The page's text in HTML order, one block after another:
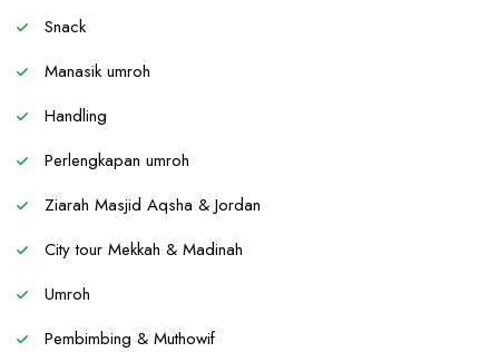
Snack
Manasik umroh
Handling
Perlengkapan umroh
Ziarah Masjid Aqsha & Jordan
City tour Mekkah & Madinah
Umroh
Pembimbing & Muthowif